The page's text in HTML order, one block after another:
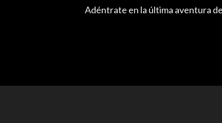
Adéntrate en la última aventura